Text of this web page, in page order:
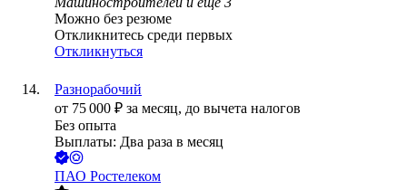
Можно без резюме
Откликнитесь среди первых
Откликнуться
Разнорабочий
от 75 000 ₽ за месяц, до вычета налогов
Без опыта
Выплаты: Два раза в месяц
ПАО Ростелеком